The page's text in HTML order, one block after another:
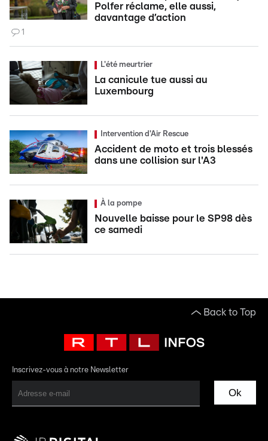
Polfer réclame, elle aussi,
davantage d’action
1
L'été meurtrier
La canicule tue aussi au
Luxembourg
Intervention d'Air Rescue
Accident de moto et trois blessés
dans une collision sur l'A3
À la pompe
Nouvelle baisse pour le SP98 dès
ce samedi
Back to Top
Inscrivez-vous à notre Newsletter
Ok